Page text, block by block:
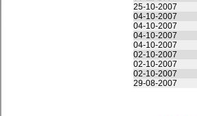
25-10-2007
04-10-2007
04-10-2007
04-10-2007
04-10-2007
02-10-2007
02-10-2007
02-10-2007
29-08-2007